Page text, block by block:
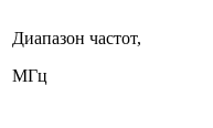
Диапазон частот,
МГц